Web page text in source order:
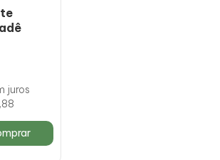
juros